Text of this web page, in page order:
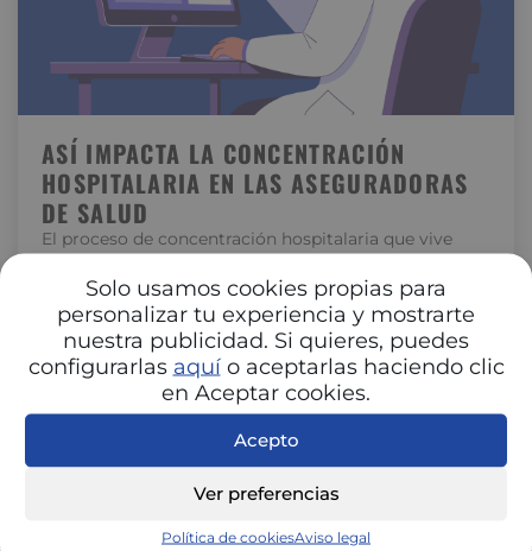
Solo usamos cookies propias para
personalizar tu experiencia y mostrarte
nuestra publicidad. Si quieres, puedes
configurarlas aquío aceptarlas haciendo clic
en Aceptar cookies.
Acepto
Ver preferencias
Política de cookiesAviso legal
ASÍ IMPACTA LA CONCENTRACIÓN
HOSPITALARIA EN LAS ASEGURADORAS
DE SALUD
El proceso de concentración hospitalaria que vive
España está transformando la relación entre
hospitales y aseguradoras. La unión de centros…